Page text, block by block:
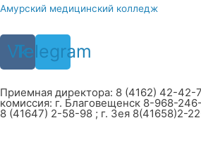
Перейти
содержимому
Амурский медицинский колледж
Vk
Telegram
Приемная директора: 8 (4162) 42-42-
комиссия: г. Благовещенск 8-968-
8 (41647) 2-58-98 ; г. Зея 8(41658)2-